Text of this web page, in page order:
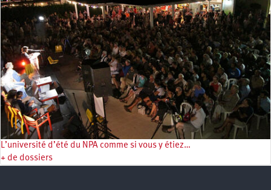
L’université d’été du NPA comme si vous y étiez…
+ de dossiers